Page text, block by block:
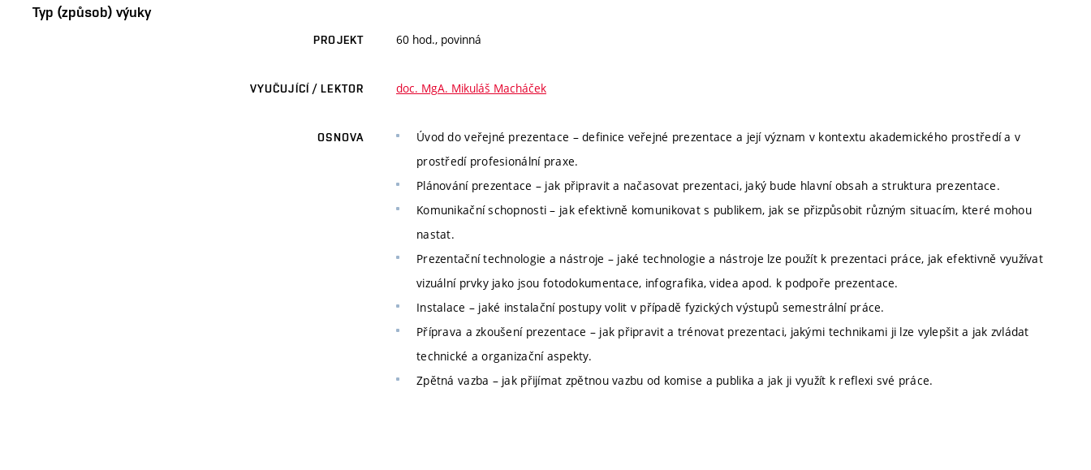
Typ (způsob) výuky
PROJEKT 60 hod., povinná
VYUČUJÍCÍ / LEKTOR doc. MgA. Mikuláš Macháček
OSNOVA
Úvod do veřejné prezentace – definice veřejné prezentace a její význam v kontextu akademického prostředí a v
prostředí profesionální praxe.
Plánování prezentace – jak připravit a načasovat prezentaci, jaký bude hlavní obsah a struktura prezentace.
Komunikační schopnosti – jak efektivně komunikovat s publikem, jak se přizpůsobit různým situacím, které mohou
nastat.
Prezentační technologie a nástroje – jaké technologie a nástroje lze použít k prezentaci práce, jak efektivně využívat
vizuální prvky jako jsou fotodokumentace, infografika, videa apod. k podpoře prezentace.
Instalace – jaké instalační postupy volit v případě fyzických výstupů semestrální práce.
Příprava a zkoušení prezentace – jak připravit a trénovat prezentaci, jakými technikami ji lze vylepšit a jak zvládat
technické a organizační aspekty.
Zpětná vazba – jak přijímat zpětnou vazbu od komise a publika a jak ji využít k reflexi své práce.